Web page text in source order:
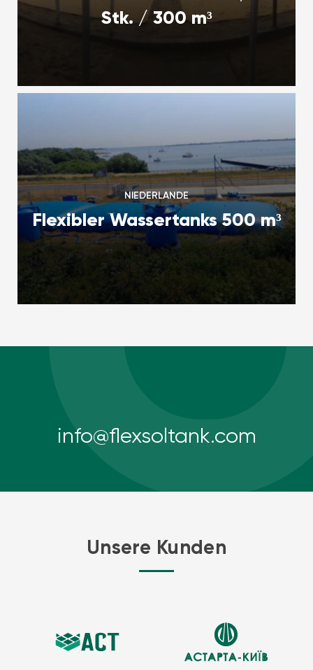
Stk. / 300 m³
NIEDERLANDE
Flexibler Wassertanks 500 m³
info@flexsoltank.com
Unsere Kunden